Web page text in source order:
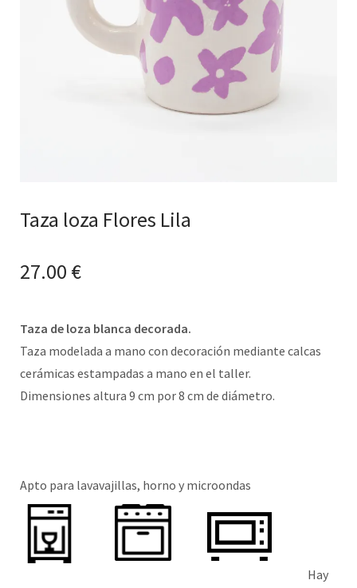
Taza loza Flores Lila
27.00 €
Taza de loza blanca decorada.
Taza modelada a mano con decoración mediante calcas
cerámicas estampadas a mano en el taller.
Dimensiones altura 9 cm por 8 cm de diámetro.
Apto para lavavajillas, horno y microondas
Hay